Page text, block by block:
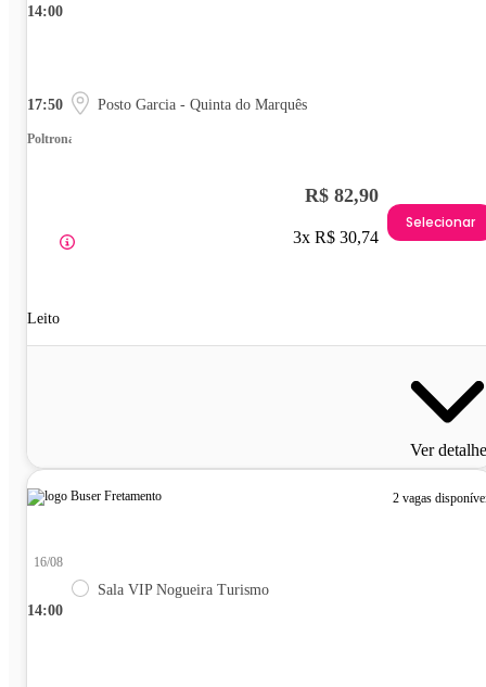
14:00
17:50 Posto Garcia - Quinta do Marquês
Poltrona
Leito
R$ 82,90
3x R$ 30,74
Selecionar
Ver
2 vagas
14:00
16/08
Sala VIP Nogueira Turismo